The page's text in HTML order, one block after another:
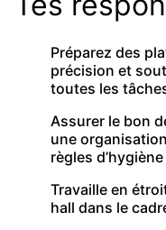
Préparez des
précision et
toutes les
Assurer le bon
une
règles
Travaille en
hall dans le